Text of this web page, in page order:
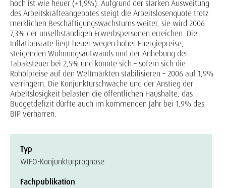
hoch ist wie heuer (+1,9%). Aufgrund der starken Ausweitung
des Arbeitskräfteangebotes steigt die Arbeitslosenquote trotz
merklichen Beschäftigungswachstums weiter, sie wird 2006
7,3% der unselbständigen Erwerbspersonen erreichen. Die
Inflationsrate liegt heuer wegen hoher Energiepreise,
steigenden Wohnungsaufwands und der Anhebung der
Tabaksteuer bei 2,5% und könnte sich – sofern sich die
Rohölpreise auf den Weltmärkten stabilisieren – 2006 auf 1,9%
verringern. Die Konjunkturschwäche und der Anstieg der
Arbeitslosigkeit belasten die öffentlichen Haushalte, das
Budgetdefizit dürfte auch im kommenden Jahr bei 1,9% des
BIP verharren.
Typ
WIFO-Konjunkturprognose
Fachpublikation